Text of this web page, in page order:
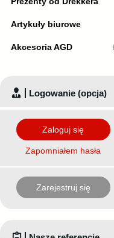
Artykuły biurowe
Akcesoria AGD
Logowanie (opcja)
Zaloguj się
Zapomniałem hasła
Zarejestruj się